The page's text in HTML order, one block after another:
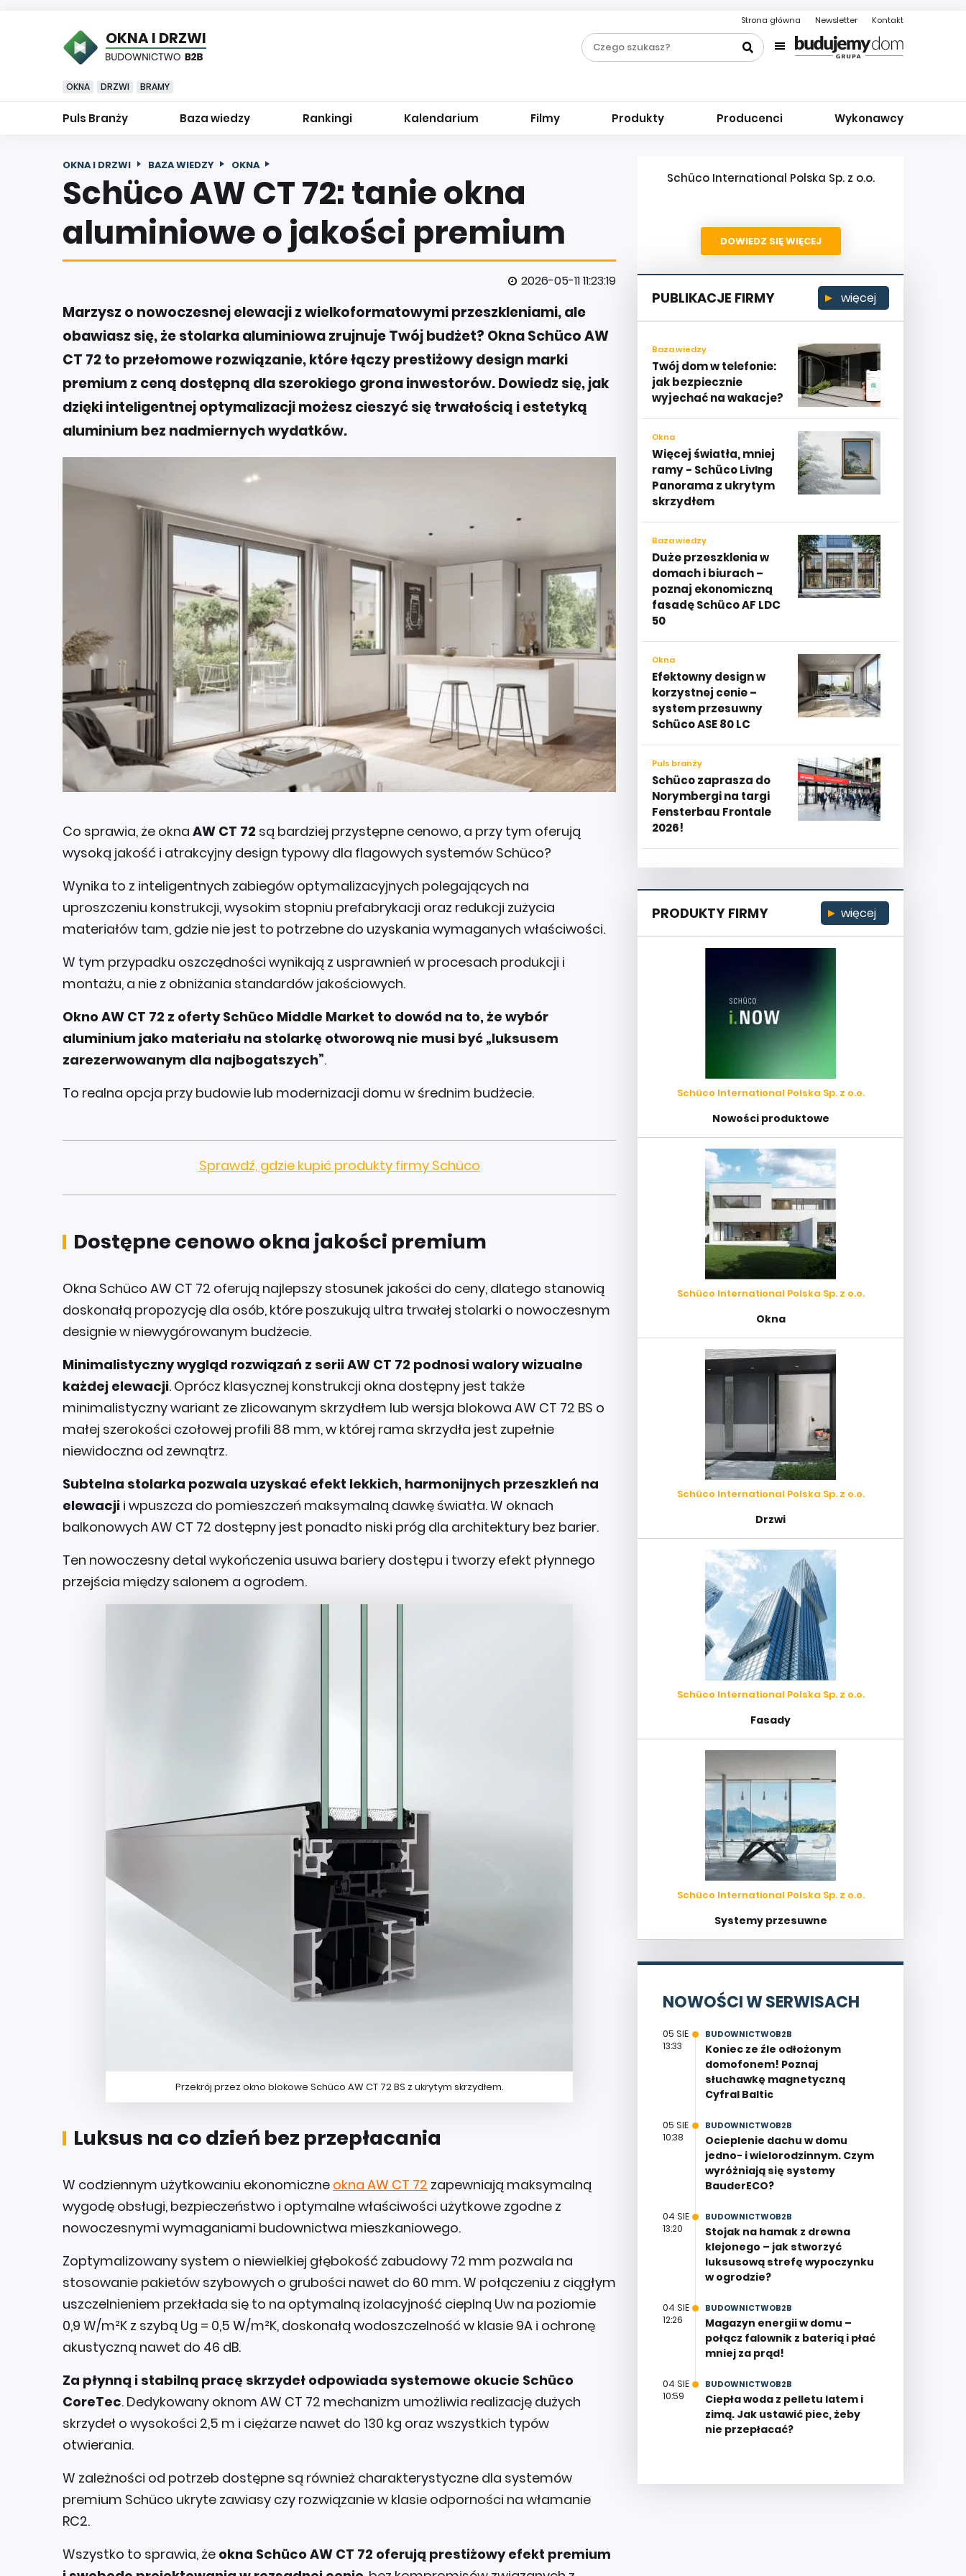
Strona główna Newsletter Kontakt
OKNA I DRZWI
OKNA DRZWI BRAMY
Puls Branży Baza wiedzy Rankingi Kalendarium Filmy Produkty Producenci Wykonawcy
OKNA I DRZWI BAZA WIEDZY OKNA
Schüco AW CT 72: tanie okna
aluminiowe o jakości premium
2026-05-11 11:23:19
Marzysz o nowoczesnej elewacji z wielkoformatowymi przeszkleniami, ale
obawiasz się, że stolarka aluminiowa zrujnuje Twój budżet? Okna Schüco AW
CT 72 to przełomowe rozwiązanie, które łączy prestiżowy design marki
premium z ceną dostępną dla szerokiego grona inwestorów. Dowiedz się, jak
dzięki inteligentnej optymalizacji możesz cieszyć się trwałością i estetyką
aluminium bez nadmiernych wydatków.
Co sprawia, że okna AW CT 72 są bardziej przystępne cenowo, a przy tym oferują
wysoką jakość i atrakcyjny design typowy dla flagowych systemów Schüco?
Wynika to z inteligentnych zabiegów optymalizacyjnych polegających na
uproszczeniu konstrukcji, wysokim stopniu prefabrykacji oraz redukcji zużycia
materiałów tam, gdzie nie jest to potrzebne do uzyskania wymaganych właściwości.
W tym przypadku oszczędności wynikają z usprawnień w procesach produkcji i
montażu, a nie z obniżania standardów jakościowych.
Okno AW CT 72 z oferty Schüco Middle Market to dowód na to, że wybór
aluminium jako materiału na stolarkę otworową nie musi być „luksusem
zarezerwowanym dla najbogatszych”.
To realna opcja przy budowie lub modernizacji domu w średnim budżecie.
Sprawdź, gdzie kupić produkty firmy Schüco
Dostępne cenowo okna jakości premium
Okna Schüco AW CT 72 oferują najlepszy stosunek jakości do ceny, dlatego stanowią
doskonałą propozycję dla osób, które poszukują ultra trwałej stolarki o nowoczesnym
designie w niewygórowanym budżecie.
Minimalistyczny wygląd rozwiązań z serii AW CT 72 podnosi walory wizualne
każdej elewacji. Oprócz klasycznej konstrukcji okna dostępny jest także
minimalistyczny wariant ze zlicowanym skrzydłem lub wersja blokowa AW CT 72 BS o
małej szerokości czołowej profili 88 mm, w której rama skrzydła jest zupełnie
niewidoczna od zewnątrz.
Subtelna stolarka pozwala uzyskać efekt lekkich, harmonijnych przeszkleń na
elewacji i wpuszcza do pomieszczeń maksymalną dawkę światła. W oknach
balkonowych AW CT 72 dostępny jest ponadto niski próg dla architektury bez barier.
Ten nowoczesny detal wykończenia usuwa bariery dostępu i tworzy efekt płynnego
przejścia między salonem a ogrodem.
Przekrój przez okno blokowe Schüco AW CT 72 BS z ukrytym skrzydłem.
Luksus na co dzień bez przepłacania
W codziennym użytkowaniu ekonomiczne okna AW CT 72 zapewniają maksymalną
wygodę obsługi, bezpieczeństwo i optymalne właściwości użytkowe zgodne z
nowoczesnymi wymaganiami budownictwa mieszkaniowego.
Zoptymalizowany system o niewielkiej głębokość zabudowy 72 mm pozwala na
stosowanie pakietów szybowych o grubości nawet do 60 mm. W połączeniu z ciągłym
uszczelnieniem przekłada się to na optymalną izolacyjność cieplną Uw na poziomie
0,9 W/m²K z szybą Ug = 0,5 W/m²K, doskonałą wodoszczelność w klasie 9A i ochronę
akustyczną nawet do 46 dB.
Za płynną i stabilną pracę skrzydeł odpowiada systemowe okucie Schüco
CoreTec. Dedykowany oknom AW CT 72 mechanizm umożliwia realizację dużych
skrzydeł o wysokości 2,5 m i ciężarze nawet do 130 kg oraz wszystkich typów
otwierania.
W zależności od potrzeb dostępne są również charakterystyczne dla systemów
premium Schüco ukryte zawiasy czy rozwiązanie w klasie odporności na włamanie
RC2.
Wszystko to sprawia, że okna Schüco AW CT 72 oferują prestiżowy efekt premium
Schüco International Polska Sp. z o.o.
DOWIEDZ SIĘ WIĘCEJ
PUBLIKACJE FIRMY więcej
Baza wiedzy
Twój dom w telefonie:
jak bezpiecznie
wyjechać na wakacje?
Okna
Więcej światła, mniej
ramy - Schüco LivIng
Panorama z ukrytym
skrzydłem
Baza wiedzy
Duże przeszklenia w
domach i biurach –
poznaj ekonomiczną
fasadę Schüco AF LDC
50
Okna
Efektowny design w
korzystnej cenie –
system przesuwny
Schüco ASE 80 LC
Puls branży
Schüco zaprasza do
Norymbergi na targi
Fensterbau Frontale
2026!
PRODUKTY FIRMY więcej
Schüco International Polska Sp. z o.o.
Nowości produktowe
Schüco International Polska Sp. z o.o.
Okna
Schüco International Polska Sp. z o.o.
Drzwi
Schüco International Polska Sp. z o.o.
Fasady
Schüco International Polska Sp. z o.o.
Systemy przesuwne
NOWOŚCI W SERWISACH
05 SIE
13:33
BUDOWNICTWOB2B
Koniec ze źle odłożonym
domofonem! Poznaj
słuchawkę magnetyczną
Cyfral Baltic
05 SIE
10:38
BUDOWNICTWOB2B
Ocieplenie dachu w domu
jedno- i wielorodzinnym. Czym
wyróżniają się systemy
BauderECO?
04 SIE
13:20
BUDOWNICTWOB2B
Stojak na hamak z drewna
klejonego – jak stworzyć
luksusową strefę wypoczynku
w ogrodzie?
04 SIE
12:26
BUDOWNICTWOB2B
Magazyn energii w domu –
połącz falownik z baterią i płać
mniej za prąd!
04 SIE
10:59
BUDOWNICTWOB2B
Ciepła woda z pelletu latem i
zimą. Jak ustawić piec, żeby
nie przepłacać?